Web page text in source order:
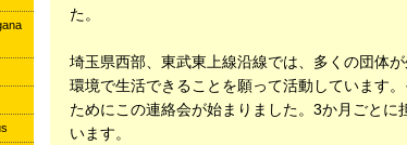
た。
埼玉県西部、東武東上線沿線では、多くの団体
環境で生活できることを願って活動しています
ためにこの連絡会が始まりました。3か月ごとに
います。